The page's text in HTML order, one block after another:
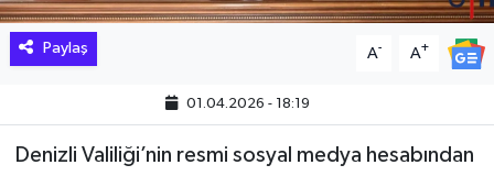
Paylaş A- A+
01.04.2026 - 18:19
Denizli Valiliği’nin resmi sosyal medya hesabından
KÜLTÜR SANAT
MAGAZİN
MAKALE